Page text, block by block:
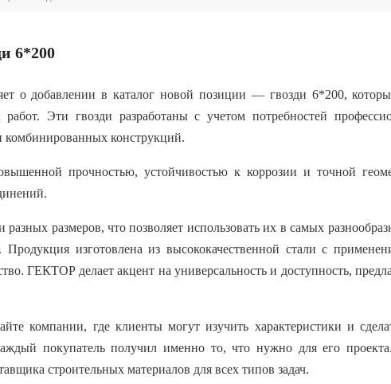
6*200
о добавлении в каталог новой позиции — гвозди 6*200,
Эти гвозди разработаны с учетом потребностей
комбинированных конструкций.
прочностью, устойчивостью к коррозии и точной
разных размеров, что позволяет использовать их в самых
Продукция изготовлена из высококачественной стали с
ГЕКТОР делает акцент на универсальность и доступность,
компании, где клиенты могут изучить характеристики и
покупатель получил именно то, что нужно для его
строительных материалов для всех типов задач.